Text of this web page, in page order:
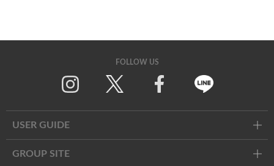
FOLLOW US
USER GUIDE
GROUP SITE